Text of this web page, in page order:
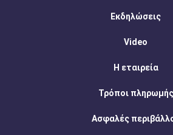
Εκδηλώσεις
Video
Η εταιρεία
Τρόποι πληρωμής
Ασφαλές